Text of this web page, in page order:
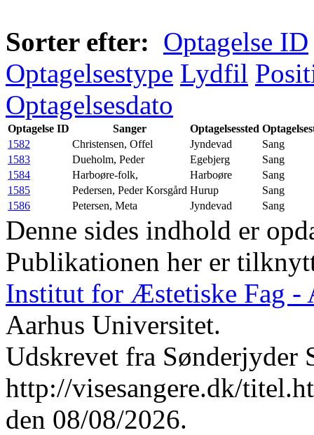
Sorter efter: Optagelse ID
Optagelsestype Lydfil
Optagelsesdato
Optagelse ID Sanger Optagelsessted
1582
Christensen, Offel Jyndevad
Sang
1583
Dueholm, Peder Egebjerg
Sang
1584
Harboøre-folk, Harboøre
Sang
1585
Pedersen, Peder Korsgård Hurup
Sang
1586
Petersen, Meta Jyndevad Sang
Denne sides indhold er
Publikationen her er
Institut for Æstetiske Fag -
Aarhus Universitet.
Udskrevet fra Sønderjyder
http://visesangere.dk/
den 08/08/2026.